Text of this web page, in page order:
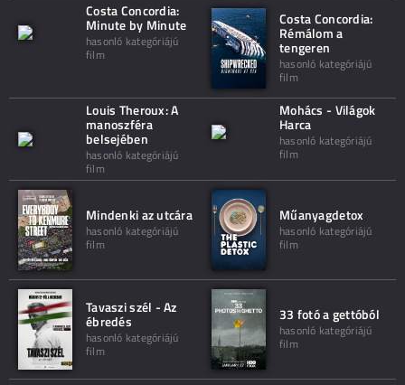
Costa Concordia:
Minute by Minute
hasonló kategóriájú
film
Costa Concordia:
Rémálom a
tengeren
hasonló kategóriájú
film
Louis Theroux: A
manoszféra
belsejében
hasonló kategóriájú
film
Mohács - Világok
Harca
hasonló kategóriájú
film
Mindenki az utcára
hasonló kategóriájú
film
Műanyagdetox
hasonló kategóriájú
film
Tavaszi szél - Az
ébredés
hasonló kategóriájú
film
33 fotó a gettóból
hasonló kategóriájú
film